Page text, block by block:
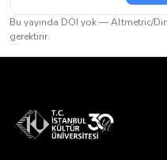
Bu yayında DOI yok — Altmetric/
gerektirir.